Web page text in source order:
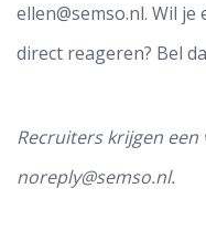
ellen@semso.nl. Wil
direct reageren? Bel
Recruiters krijgen
noreply@semso.nl.